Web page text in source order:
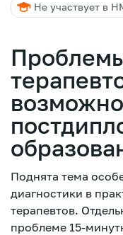
Лекторы
Не участвует в
Поднята тема
диагностики в
терапевтов.
проблеме 15-